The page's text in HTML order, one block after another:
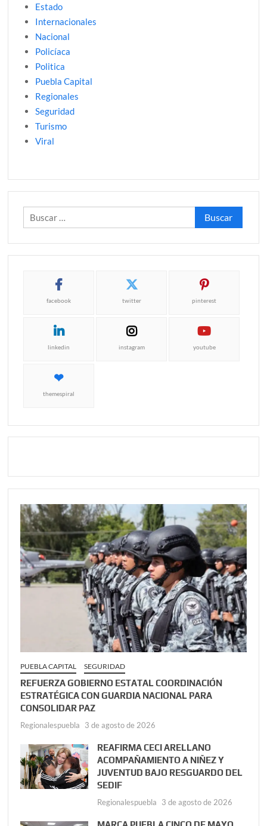
Estado
Internacionales
Nacional
Policíaca
Politica
Puebla Capital
Regionales
Seguridad
Turismo
Viral
Buscar:
facebook twitter pinterest
linkedin instagram youtube
themespiral
PUEBLA CAPITAL SEGURIDAD
REFUERZA GOBIERNO ESTATAL COORDINACIÓN
ESTRATÉGICA CON GUARDIA NACIONAL PARA
CONSOLIDAR PAZ
Regionalespuebla 3 de agosto de 2026
REAFIRMA CECI ARELLANO
ACOMPAÑAMIENTO A NIÑEZ Y
JUVENTUD BAJO RESGUARDO DEL
SEDIF
Regionalespuebla 3 de agosto de 2026